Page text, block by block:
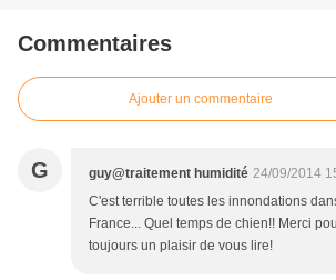
Commentaires
Ajouter un commentaire
G guy@traitement humidité 24/09/2014
C'est terrible toutes les innondations
France... Quel temps de chien!! Merci
toujours un plaisir de vous lire!